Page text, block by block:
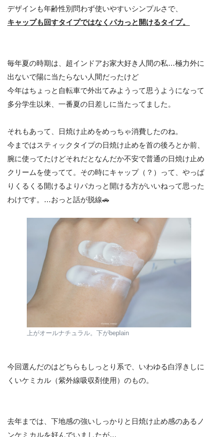
デザインも年齢性別問わず使いやすいシンプルさで、
キャップも回すタイプではなくパカっと開けるタイプ。
毎年夏の時期は、超インドアお家大好き人間の私…極力外に
出ないで陽に当たらない人間だったけど
今年はちょっと自転車で外出てみようって思うようになって
多分学生以来、一番夏の日差しに当たってました。
それもあって、日焼け止めをめっちゃ消費したのね。
今まではスティックタイプの日焼け止めを首の後ろとか前、
腕に使ってたけどそれだとなんだか不安で普通の日焼け止め
クリームを使ってて。その時にキャップ（？）って、やっぱ
りくるくる開けるよりパカっと開ける方がいいねって思った
わけです。…おっと話が脱線🚗
上がオールナチュラル。下がbeplain
今回選んだのはどちらもしっとり系で、いわゆる白浮きしに
くいケミカル（紫外線吸収剤使用）のもの。
去年までは、下地感の強いしっかりと日焼け止め感のあるノ
ンケミカルを好んでいましたが…